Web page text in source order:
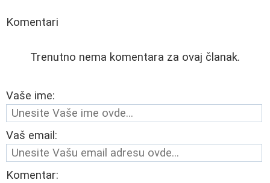
Komentari
Trenutno nema komentara za ovaj članak.
Vaše ime:
Vaš email:
Komentar: